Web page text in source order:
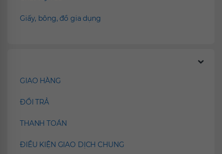
Giấy, bông, đồ gia dụng
GIAO HÀNG
ĐỔI TRẢ
THANH TOÁN
ĐIỀU KIỆN GIAO DỊCH CHUNG